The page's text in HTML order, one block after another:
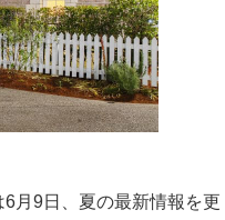
6月9日、夏の最新情報を更